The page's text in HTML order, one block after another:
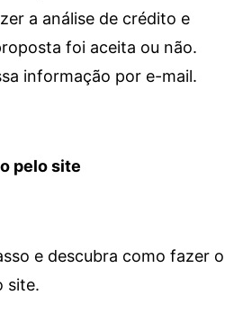
a análise de crédito e
foi aceita ou não.
informação por e-mail.
pelo site
e descubra como fazer o
site.